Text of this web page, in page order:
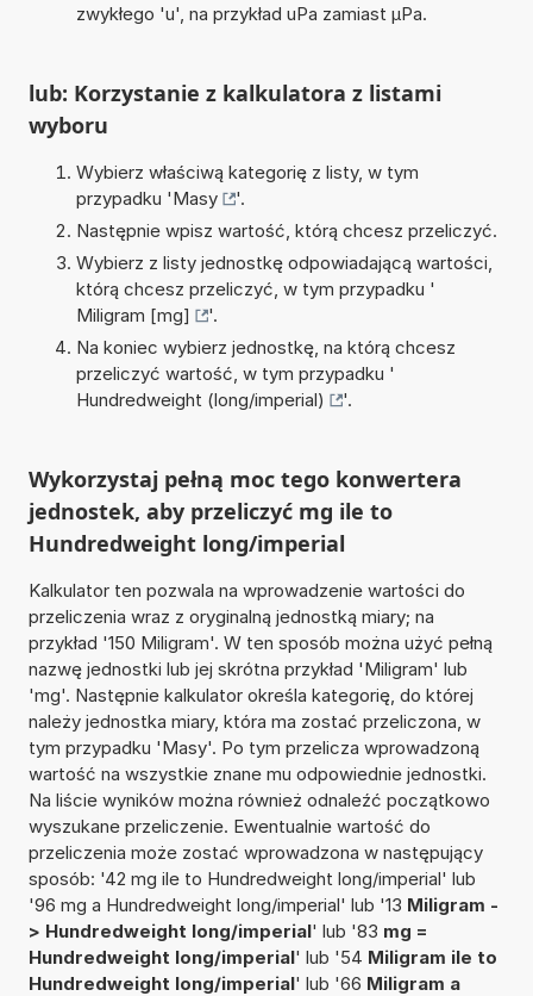
zwykłego 'u', na przykład uPa zamiast µPa.
lub: Korzystanie z kalkulatora z listami
wyboru
Wybierz właściwą kategorię z listy, w tym
przypadku 'Masy
'.
Następnie wpisz wartość, którą chcesz przeliczyć.
Wybierz z listy jednostkę odpowiadającą wartości,
którą chcesz przeliczyć, w tym przypadku '
Miligram [mg]
'.
Na koniec wybierz jednostkę, na którą chcesz
przeliczyć wartość, w tym przypadku '
Hundredweight (long/imperial)
'.
Wykorzystaj pełną moc tego konwertera
jednostek, aby przeliczyć mg ile to
Hundredweight long/imperial
Kalkulator ten pozwala na wprowadzenie wartości do
przeliczenia wraz z oryginalną jednostką miary; na
przykład '150 Miligram'. W ten sposób można użyć pełną
nazwę jednostki lub jej skrótna przykład 'Miligram' lub
'mg'. Następnie kalkulator określa kategorię, do której
należy jednostka miary, która ma zostać przeliczona, w
tym przypadku 'Masy'. Po tym przelicza wprowadzoną
wartość na wszystkie znane mu odpowiednie jednostki.
Na liście wyników można również odnaleźć początkowo
wyszukane przeliczenie. Ewentualnie wartość do
przeliczenia może zostać wprowadzona w następujący
sposób: '42 mg ile to Hundredweight long/imperial' lub
'96 mg a Hundredweight long/imperial' lub '13 Miligram -
> Hundredweight long/imperial' lub '83 mg =
Hundredweight long/imperial' lub '54 Miligram ile to
Hundredweight long/imperial' lub '66 Miligram a